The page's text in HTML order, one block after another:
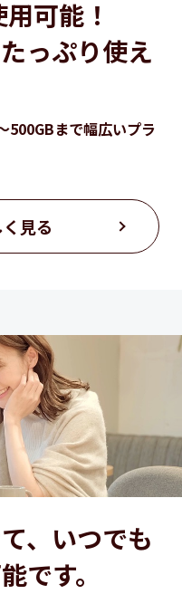
可能！
っぷり使え
500GBまで幅広いプラ
見る
、 いつでも
です。